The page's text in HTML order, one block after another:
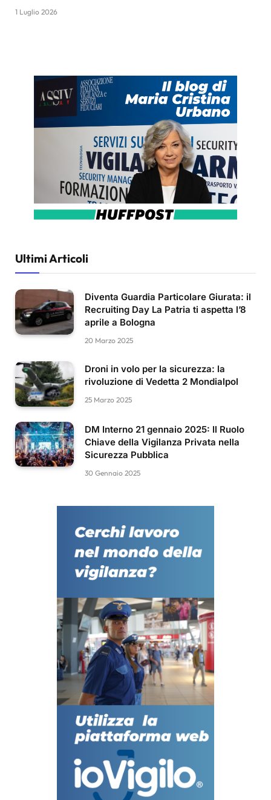
1 Luglio 2026
Ultimi Articoli
Diventa Guardia Particolare Giurata: il
Recruiting Day La Patria ti aspetta l’8
aprile a Bologna
20 Marzo 2025
Droni in volo per la sicurezza: la
rivoluzione di Vedetta 2 Mondialpol
25 Marzo 2025
DM Interno 21 gennaio 2025: Il Ruolo
Chiave della Vigilanza Privata nella
Sicurezza Pubblica
30 Gennaio 2025